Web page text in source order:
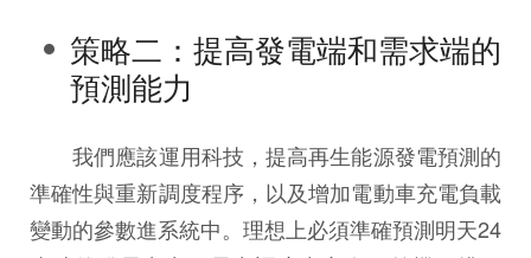
策略二：提高發電端和需求端的
預測能力
我們應該運用科技，提高再生能源發電預測的
準確性與重新調度程序，以及增加電動車充電負載
變動的參數進系統中。理想上必須準確預測明天24